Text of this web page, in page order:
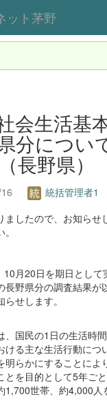
ット茅野
会生活基
分につい
長野県）
統括管理者1
ましたので、お知らせ
月20日を期日として
長野県分の調査結果が
せします。
、国民の1日の生活時
ける主な生活行動につ
明らかにすることによ
とを目的として5年ご
1,700世帯、約4,000人